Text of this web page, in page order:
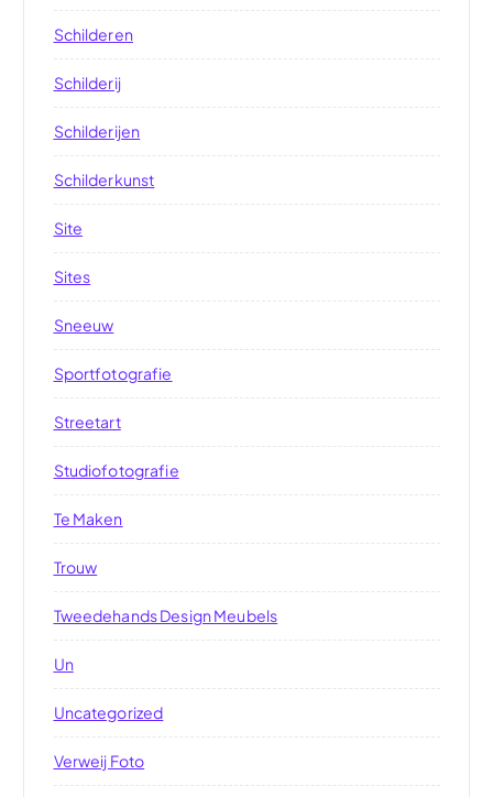
Schilderen
Schilderij
Schilderijen
Schilderkunst
Site
Sites
Sneeuw
Sportfotografie
Streetart
Studiofotografie
Te Maken
Trouw
Tweedehands Design Meubels
Un
Uncategorized
Verweij Foto